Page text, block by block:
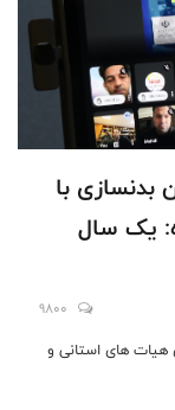
با
یک سال
9800
های استانی و